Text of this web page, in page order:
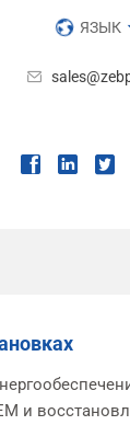
ЯЗЫК
и